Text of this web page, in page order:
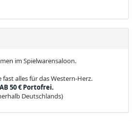
im Spielwarensaloon.
fast alles für das Western-Herz.
AB 50 € Portofrei.
Deutschlands)